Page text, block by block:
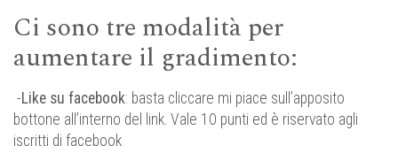
Ci sono tre modalità per
aumentare il gradimento:
-Like su facebook: basta cliccare mi piace sull’apposito
bottone all’interno del link. Vale 10 punti ed è riservato agli
iscritti di facebook